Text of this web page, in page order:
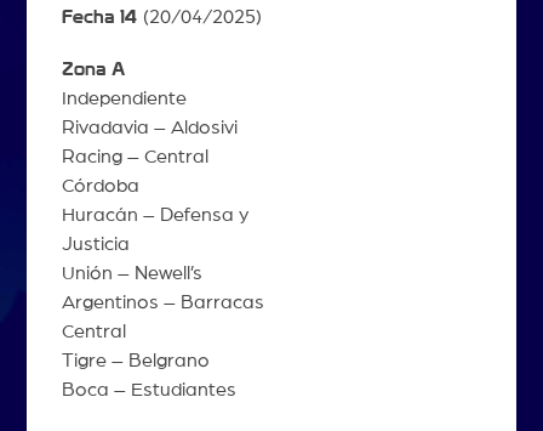
Fecha 14 (20/04/2025)
Zona A
Independiente
Rivadavia – Aldosivi
Racing – Central
Córdoba
Huracán – Defensa y
Justicia
Unión – Newell’s
Argentinos – Barracas
Central
Tigre – Belgrano
Boca – Estudiantes